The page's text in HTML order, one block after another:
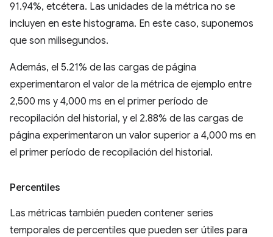
91.94%, etcétera. Las unidades de la métrica no se
incluyen en este histograma. En este caso, suponemos
que son milisegundos.
Además, el 5.21% de las cargas de página
experimentaron el valor de la métrica de ejemplo entre
2,500 ms y 4,000 ms en el primer período de
recopilación del historial, y el 2.88% de las cargas de
página experimentaron un valor superior a 4,000 ms en
el primer período de recopilación del historial.
Percentiles
Las métricas también pueden contener series
temporales de percentiles que pueden ser útiles para